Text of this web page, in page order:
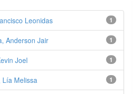
1
Leonidas
1
Anderson Jair
1
Joel
1
Melissa